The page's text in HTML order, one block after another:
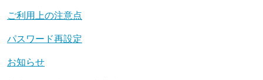
ご利用上の注意点
パスワード再設定
お知らせ